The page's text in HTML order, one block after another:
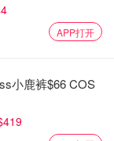
APP打开
小鹿裤$66 COS